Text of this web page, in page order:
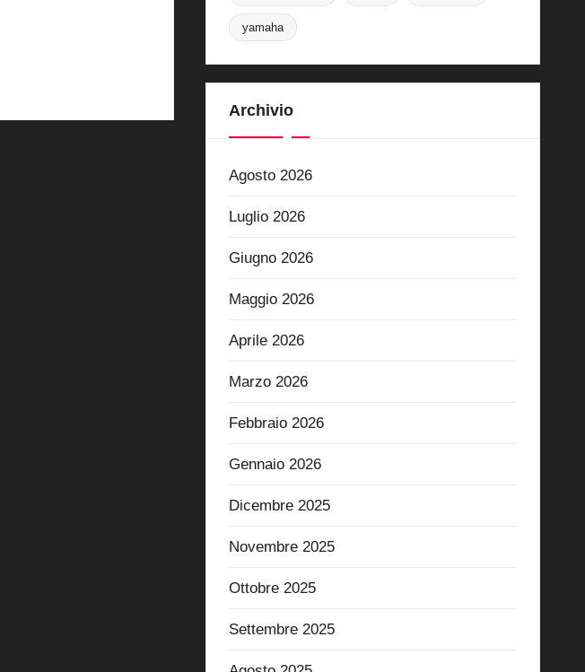
yamaha
Archivio
Agosto 2026
Luglio 2026
Giugno 2026
Maggio 2026
Aprile 2026
Marzo 2026
Febbraio 2026
Gennaio 2026
Dicembre 2025
Novembre 2025
Ottobre 2025
Settembre 2025